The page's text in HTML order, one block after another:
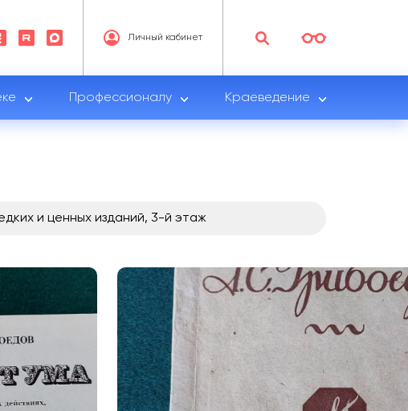
Личный кабинет
Профессионалу Краеведение
и ценных изданий, 3-й этаж